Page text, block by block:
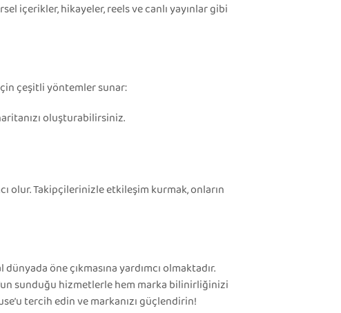
içerikler, hikayeler, reels ve canlı yayınlar gibi
çeşitli yöntemler sunar:
oluşturabilirsiniz.
olur. Takipçilerinizle etkileşim kurmak, onların
öne çıkmasına yardımcı olmaktadır.
sunduğu hizmetlerle hem marka bilinirliğinizi
tercih edin ve markanızı güçlendirin!